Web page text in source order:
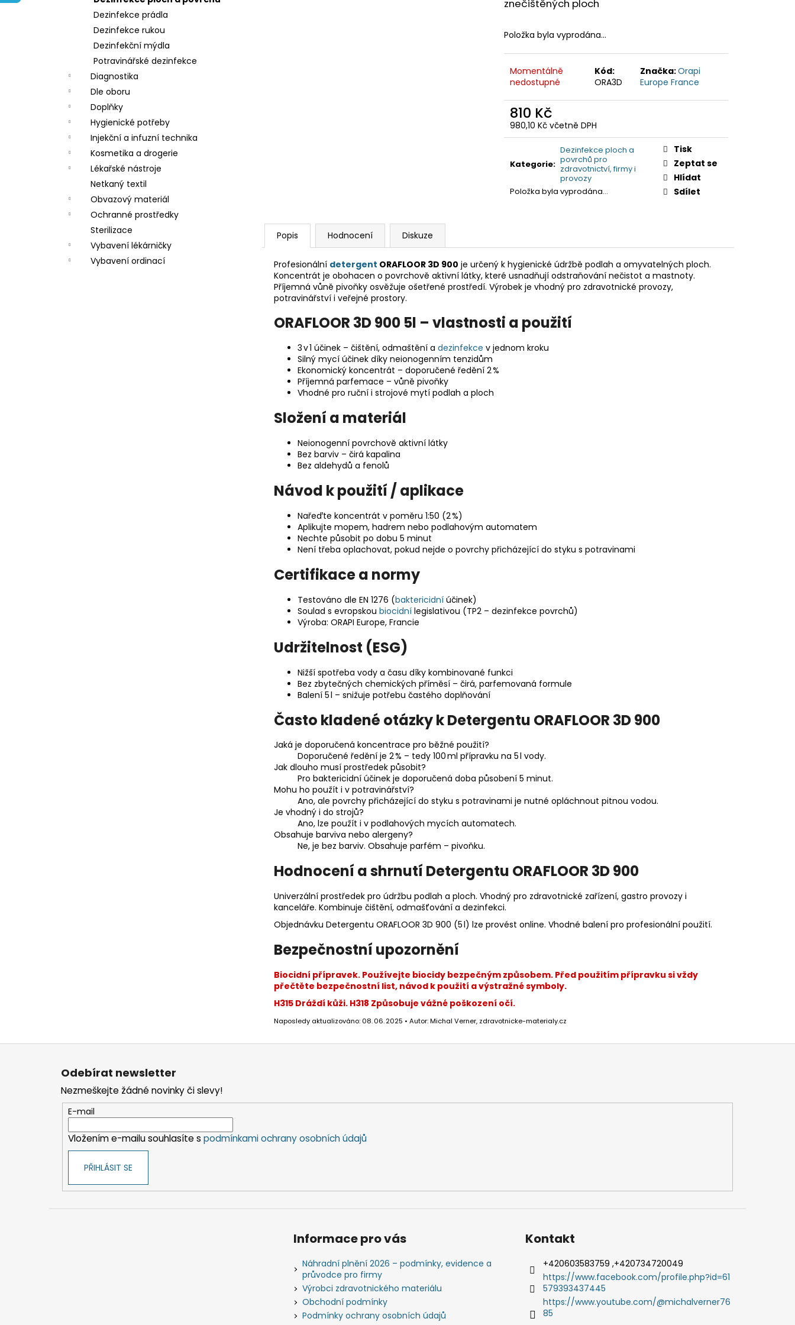
Dezinfekce prádla
Dezinfekce rukou
Dezinfekční mýdla
Potravinářské dezinfekce
Diagnostika
Dle oboru
Doplňky
Hygienické potřeby
Injekční a infuzní technika
Kosmetika a drogerie
Lékařské nástroje
Netkaný textil
Obvazový materiál
Ochranné prostředky
Sterilizace
Vybavení lékárničky
Vybavení ordinací
znečištěných ploch
Položka byla vyprodána…
Momentálně
nedostupné
Kód:
ORA3D
Značka:Orapi
Europe France
810 Kč
980,10 Kč včetně DPH
Měrná
Kategorie:
Dezinfekce ploch a
povrchů pro
zdravotnictví, firmy i
provozy
Položka byla vyprodána…
Tisk
Zeptat se
Hlídat
Sdílet
Popis Hodnocení Diskuze
Profesionální detergent ORAFLOOR 3D 900 je určený k hygienické údržbě podlah a omyvatelných ploch.
Koncentrát je obohacen o povrchově aktivní látky, které usnadňují odstraňování nečistot a mastnoty.
Příjemná vůně pivoňky osvěžuje ošetřené prostředí. Výrobek je vhodný pro zdravotnické provozy,
potravinářství i veřejné prostory.
ORAFLOOR 3D 900 5l – vlastnosti a použití
3 v 1 účinek – čištění, odmaštění a dezinfekce v jednom kroku
Silný mycí účinek díky neionogenním tenzidům
Ekonomický koncentrát – doporučené ředění 2 %
Příjemná parfemace – vůně pivoňky
Vhodné pro ruční i strojové mytí podlah a ploch
Složení a materiál
Neionogenní povrchově aktivní látky
Bez barviv – čirá kapalina
Bez aldehydů a fenolů
Návod k použití / aplikace
Nařeďte koncentrát v poměru 1:50 (2 %)
Aplikujte mopem, hadrem nebo podlahovým automatem
Nechte působit po dobu 5 minut
Není třeba oplachovat, pokud nejde o povrchy přicházející do styku s potravinami
Certifikace a normy
Testováno dle EN 1276 (baktericidní účinek)
Soulad s evropskou biocidní legislativou (TP2 – dezinfekce povrchů)
Výroba: ORAPI Europe, Francie
Udržitelnost (ESG)
Nižší spotřeba vody a času díky kombinované funkci
Bez zbytečných chemických příměsí – čirá, parfemovaná formule
Balení 5 l – snižuje potřebu častého doplňování
Často kladené otázky k Detergentu ORAFLOOR 3D 900
Jaká je doporučená koncentrace pro běžné použití?
Doporučené ředění je 2 % – tedy 100 ml přípravku na 5 l vody.
Jak dlouho musí prostředek působit?
Pro baktericidní účinek je doporučená doba působení 5 minut.
Mohu ho použít i v potravinářství?
Ano, ale povrchy přicházející do styku s potravinami je nutné opláchnout pitnou vodou.
Je vhodný i do strojů?
Ano, lze použít i v podlahových mycích automatech.
Obsahuje barviva nebo alergeny?
Ne, je bez barviv. Obsahuje parfém – pivoňku.
Hodnocení a shrnutí Detergentu ORAFLOOR 3D 900
Univerzální prostředek pro údržbu podlah a ploch. Vhodný pro zdravotnické zařízení, gastro provozy i
kanceláře. Kombinuje čištění, odmašťování a dezinfekci.
Objednávku Detergentu ORAFLOOR 3D 900 (5 l) lze provést online. Vhodné balení pro profesionální použití.
Bezpečnostní upozornění
Biocidní přípravek. Používejte biocidy bezpečným způsobem. Před použitím přípravku si vždy
přečtěte bezpečnostní list, návod k použití a výstražné symboly.
H315 Dráždí kůži. H318 Způsobuje vážné poškození očí.
Naposledy aktualizováno: 08. 06. 2025 • Autor: Michal Verner, zdravotnicke-materialy.cz
Z
Odebírat newsletter
Nezmeškejte žádné novinky či slevy!
E-mail
Vložením e-mailu souhlasíte s podmínkami ochrany osobních údajů
PŘIHLÁSIT SE
Informace pro vás
Náhradní plnění 2026 – podmínky, evidence a
průvodce pro firmy
Výrobci zdravotnického materiálu
Obchodní podmínky
Podmínky ochrany osobních údajů
Kontakt
+420603583759 ,+420734720049
https://www.facebook.com/profile.php?id=61
579393437445
https://www.youtube.com/@michalverner76
85